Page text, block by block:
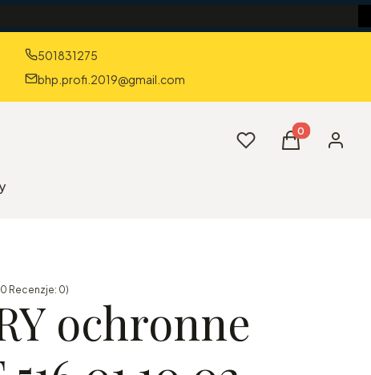
501831275
bhp.profi.2019@gmail.com
UlubioneProdukty w
Koszyk
Recenzje: 0)
ochronne